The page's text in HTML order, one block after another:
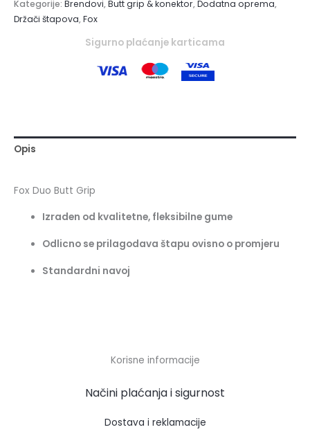
Kategorije: Brendovi,Butt grip & konektor,Dodatna oprema,
Držači štapova,Fox
Sigurno plaćanje karticama
Opis
Fox Duo Butt Grip
Izraden od kvalitetne, fleksibilne gume
Odlicno se prilagodava štapu ovisno o promjeru
Standardni navoj
Korisne informacije
Načini plaćanja i sigurnost
Dostava i reklamacije